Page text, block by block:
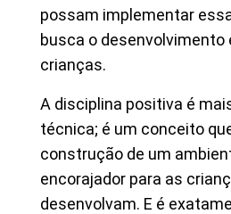
possam implementar
busca o desenvolvimento
crianças.
A disciplina positiva é
técnica; é um conceito
construção de um
encorajador para as
desenvolvam. E é